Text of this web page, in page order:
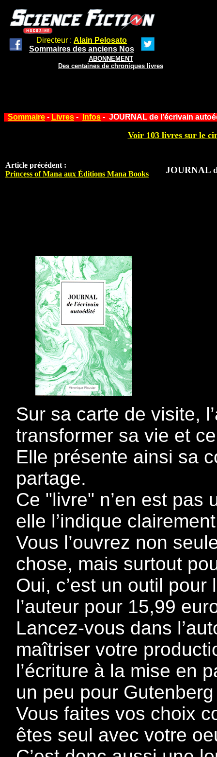
Directeur : Alain Pelosato
Sommaires des anciens Nos
ABONNEMENT
Des centaines de chroniques livres
Sommaire - Livres - Infos - JOURNAL de l’écrivain
Voir 103 livres sur le
Article précédent :
Princess of Mana aux Éditions Mana Books
JOURNAL
Sur sa carte de visite,
transformer sa vie et
Elle présente ainsi sa
partage.
Ce "livre" n’en est pas
elle l’indique
Vous l’ouvrez non
chose, mais surtout
Oui, c’est un outil pour
l’auteur pour 15,99
Lancez-vous dans
maîtriser votre
l’écriture à la mise en
un peu pour
Vous faites vos choix
êtes seul avec votre